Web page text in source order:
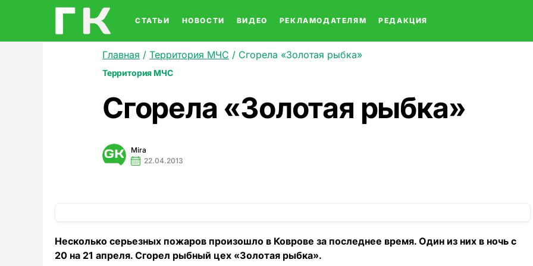
СТАТЬИ НОВОСТИ ВИДЕО РЕКЛАМОДАТЕЛЯМ РЕДАКЦИЯ
Главная / Территория МЧС / Сгорела «Золотая рыбка»
Территория МЧС
Сгорела «Золотая рыбка»
Mira
22.04.2013
Несколько серьезных пожаров произошло в Коврове за последнее время. Один из них в ночь с
20 на 21 апреля. Сгорел рыбный цех «Золотая рыбка».